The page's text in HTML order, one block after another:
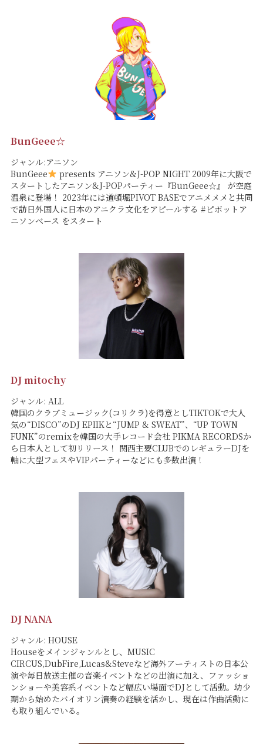
BunGeee☆
ジャンル:アニソン
BunGeee
presents アニソン&J-POP NIGHT 2009年に大阪で
スタートしたアニソン&J-POPパーティー『BunGeee☆』 が空庭
温泉に登場！ 2023年には道頓堀PIVOT BASEでアニメメメと共同
で訪日外国人に日本のアニクラ文化をアピールする #ピボットア
ニソンベース をスタート
DJ mitochy
ジャンル: ALL
韓国のクラブミュージック(コリクラ)を得意としTIKTOKで大人
気の“DISCO”のDJ EPIIKと“JUMP & SWEAT”、“UP TOWN
FUNK”のremixを韓国の大手レコード会社 PIKMA RECORDSか
ら日本人として初リリース！ 関西主要CLUBでのレギュラーDJを
軸に大型フェスやVIPパーティーなどにも多数出演！
DJ NANA
ジャンル: HOUSE
Houseをメインジャンルとし、MUSIC
CIRCUS,DubFire,Lucas&Steveなど海外アーティストの日本公
演や毎日放送主催の音楽イベントなどの出演に加え、ファッショ
ンショーや美容系イベントなど幅広い場面でDJとして活動。幼少
期から始めたバイオリン演奏の経験を活かし、現在は作曲活動に
も取り組んでいる。